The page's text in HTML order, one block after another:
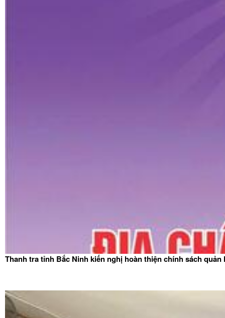
Thanh tra tỉnh Bắc Ninh kiến nghị hoàn thiện chính sách quản